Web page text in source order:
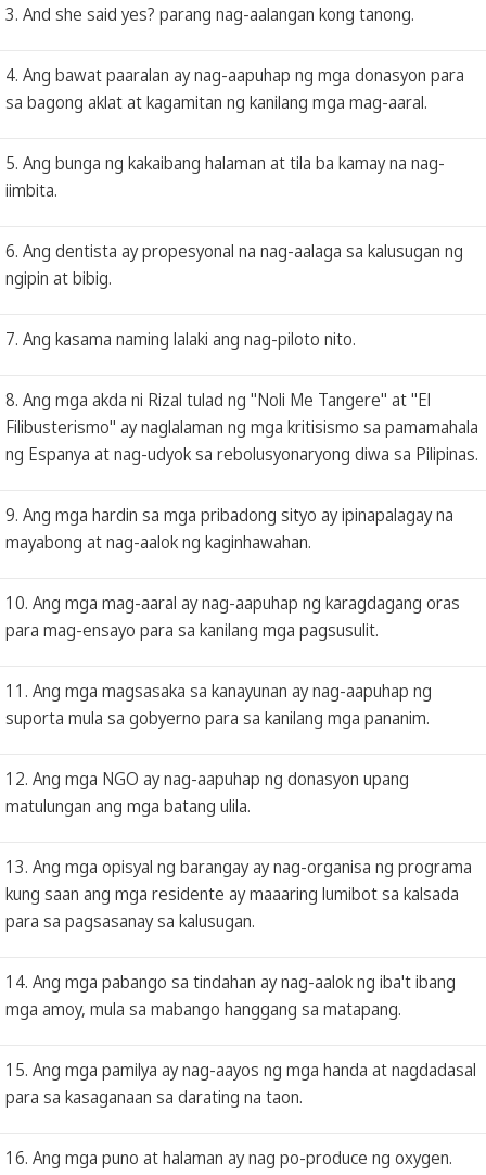
3. And she said yes? parang nag-aalangan kong tanong.
4. Ang bawat paaralan ay nag-aapuhap ng mga donasyon para
sa bagong aklat at kagamitan ng kanilang mga mag-aaral.
5. Ang bunga ng kakaibang halaman at tila ba kamay na nag-
iimbita.
6. Ang dentista ay propesyonal na nag-aalaga sa kalusugan ng
ngipin at bibig.
7. Ang kasama naming lalaki ang nag-piloto nito.
8. Ang mga akda ni Rizal tulad ng "Noli Me Tangere" at "El
Filibusterismo" ay naglalaman ng mga kritisismo sa pamamahala
ng Espanya at nag-udyok sa rebolusyonaryong diwa sa Pilipinas.
9. Ang mga hardin sa mga pribadong sityo ay ipinapalagay na
mayabong at nag-aalok ng kaginhawahan.
10. Ang mga mag-aaral ay nag-aapuhap ng karagdagang oras
para mag-ensayo para sa kanilang mga pagsusulit.
11. Ang mga magsasaka sa kanayunan ay nag-aapuhap ng
suporta mula sa gobyerno para sa kanilang mga pananim.
12. Ang mga NGO ay nag-aapuhap ng donasyon upang
matulungan ang mga batang ulila.
13. Ang mga opisyal ng barangay ay nag-organisa ng programa
kung saan ang mga residente ay maaaring lumibot sa kalsada
para sa pagsasanay sa kalusugan.
14. Ang mga pabango sa tindahan ay nag-aalok ng iba't ibang
mga amoy, mula sa mabango hanggang sa matapang.
15. Ang mga pamilya ay nag-aayos ng mga handa at nagdadasal
para sa kasaganaan sa darating na taon.
16. Ang mga puno at halaman ay nag po-produce ng oxygen.